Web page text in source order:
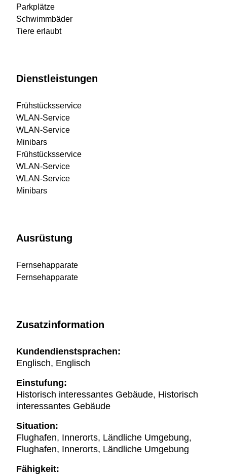
Parkplätze
Schwimmbäder
Tiere erlaubt
Dienstleistungen
Frühstücksservice
WLAN-Service
WLAN-Service
Minibars
Frühstücksservice
WLAN-Service
WLAN-Service
Minibars
Ausrüstung
Fernsehapparate
Fernsehapparate
Zusatzinformation
Kundendienstsprachen:
Englisch, Englisch
Einstufung:
Historisch interessantes Gebäude, Historisch
interessantes Gebäude
Situation:
Flughafen, Innerorts, Ländliche Umgebung,
Flughafen, Innerorts, Ländliche Umgebung
Fähigkeit: